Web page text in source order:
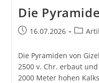
Die
Beitrag16.07.2026
Die Pyramiden von
2500 v. Chr. erbaut
2000 Meter hohen